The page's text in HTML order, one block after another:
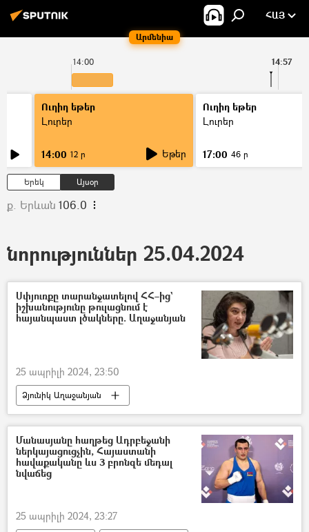
Արմենիա
ՀԱՅ
14:00 14:57
Ուղիղ եթեր
Լուրեր
14:00 12 ր Եթեր
Ուղիղ եթեր
Լուրեր
17:00 46 ր
Երեկ Այսօր
ք. Երևան 106.0
նորություններ 25.04.2024
Սփյուռքը տարանջատելով ՀՀ–ից`
իշխանությունը թուլացնում է
հայանպաստ լծակները. Աղաջանյան
25 ապրիլի 2024, 23:50
Ձյունիկ Աղաջանյան
Հայոց ցեղասպանություն
Սփյուռք
Մանասյանը հաղթեց Ադրբեջանի
ներկայացուցչին, Հայաստանի
հավաքականը ևս 3 բրոնզե մեդալ
նվաճեց
25 ապրիլի 2024, 23:27